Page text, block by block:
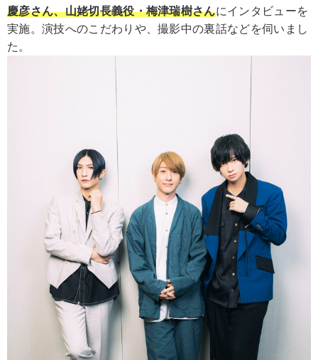
慶彦さん、山姥切長義役・梅津瑞樹さんにインタビューを
実施。演技へのこだわりや、撮影中の裏話などを伺いまし
た。